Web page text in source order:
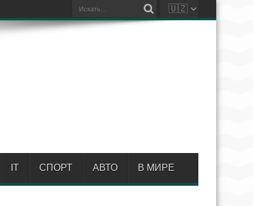
IT СПОРТ АВТО В МИРЕ